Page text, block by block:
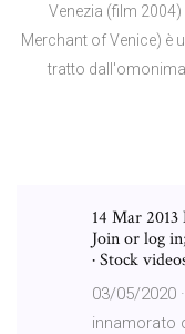
Venezia (film 2004)
Merchant of Venice) è
tratto
14 Mar 2013
Join or log
· Stock
03/05/2020
innamorato